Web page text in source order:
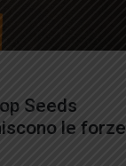
Seeds
le forze